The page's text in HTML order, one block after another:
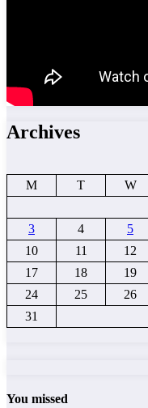
Archives
M
T W
3
4 5
10
11 12
17
18 19
24
25 26
31
You missed